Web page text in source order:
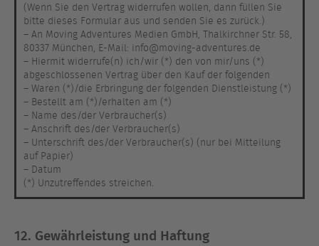
(Wenn Sie den Vertrag widerrufen wollen, dann füllen Sie
bitte dieses Formular aus und senden Sie es zurück.)
– An Moving Adventures Medien GmbH, Thalkirchner Str. 58,
80337 München, E-Mail: info@moving-adventures.de
– Hiermit widerrufe(n) ich/wir (*) den von mir/uns (*)
abgeschlossenen Vertrag über den Kauf der folgenden
– Waren (*)/die Erbringung der folgenden Dienstleistung (*)
– Bestellt am (*)/erhalten am (*)
– Name des/der Verbraucher(s)
– Anschrift des/der Verbraucher(s)
– Unterschrift des/der Verbraucher(s) (nur bei Mitteilung
auf Papier)
– Datum
(*) Unzutreffendes streichen.
12. Gewährleistung und Haftung